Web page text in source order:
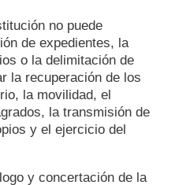
no puede
de expedientes, la
o la delimitación de
la recuperación de los
la movilidad, el
la transmisión de
y el ejercicio del
y concertación de la